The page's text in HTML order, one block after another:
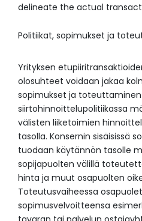
delineate the actual
Politiikat, sopimukset ja
Yrityksen
olosuhteet voidaan jakaa
sopimukset ja toteuttaminen.
siirtohinnoittelupolitiikassa
välisten liiketoimien
tasolla. Konsernin sisäisissä
tuodaan käytännön tasolle
sopijapuolten välillä
hinta ja muut osapuolten
Toteutusvaiheessa
sopimusvelvoitteensa